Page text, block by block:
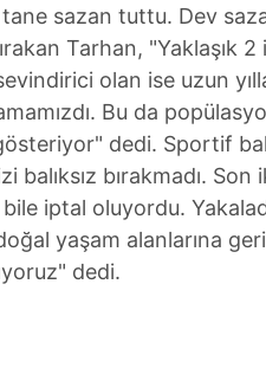
tane sazan tuttu. Dev
Tarhan, "Yaklaşık 2
olan ise uzun
Bu da
dedi. Sportif
balıksız bırakmadı.
bile iptal oluyordu.
yaşam alanlarına
dedi.